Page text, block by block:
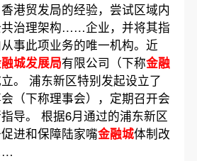
港贸发局的经验，尝试区域内
共治理架构……企业，并将其指
事此项业务的唯一机构。近
城发展局有限公司（下称金融
。 浦东新区特别发起设立了
（下称理事会），定期召开会
导。 根据6月通过的浦东新区
进和保障陆家嘴金融城体制改